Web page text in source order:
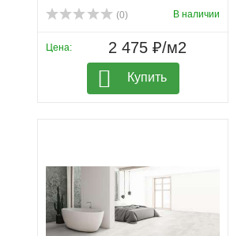
(0) В наличии
Цена: 2 475 ₽/м2
Купить